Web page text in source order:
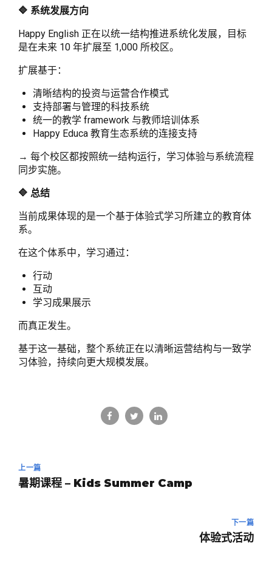
🔷 系统发展方向
Happy English 正在以统一结构推进系统化发展，目标
是在未来 10 年扩展至 1,000 所校区。
扩展基于：
清晰结构的投资与运营合作模式
支持部署与管理的科技系统
统一的教学 framework 与教师培训体系
Happy Educa 教育生态系统的连接支持
→ 每个校区都按照统一结构运行，学习体验与系统流程
同步实施。
🔷 总结
当前成果体现的是一个基于体验式学习所建立的教育体
系。
在这个体系中，学习通过：
行动
互动
学习成果展示
而真正发生。
基于这一基础，整个系统正在以清晰运营结构与一致学
习体验，持续向更大规模发展。
上一篇
暑期课程 – Kids Summer Camp
下一篇
体验式活动